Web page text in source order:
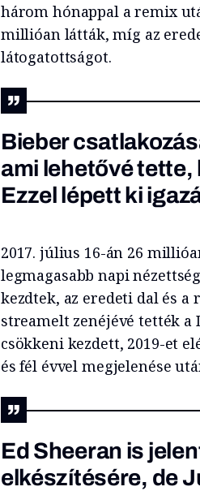
három hónappal a remix
millióan látták, míg az
látogatottságot.
Bieber
ami lehetővé
Ezzel lépett ki
2017. július 16-án 26
legmagasabb napi
kezdtek, az eredeti dal és
streamelt zenéjévé tették a
csökkeni kezdett, 2019-et
és fél évvel megjelenése
Ed Sheeran is
elkészítésére, de